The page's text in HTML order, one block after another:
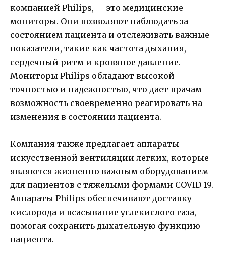
компанией Philips, — это медицинские
мониторы. Они позволяют наблюдать за
состоянием пациента и отслеживать важные
показатели, такие как частота дыхания,
сердечный ритм и кровяное давление.
Мониторы Philips обладают высокой
точностью и надежностью, что дает врачам
возможность своевременно реагировать на
изменения в состоянии пациента.
Компания также предлагает аппараты
искусственной вентиляции легких, которые
являются жизненно важным оборудованием
для пациентов с тяжелыми формами COVID-19.
Аппараты Philips обеспечивают доставку
кислорода и всасывание углекислого газа,
помогая сохранить дыхательную функцию
пациента.